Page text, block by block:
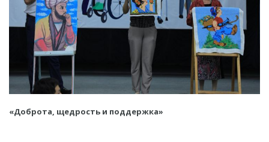
«Доброта, щедрость и поддержка»